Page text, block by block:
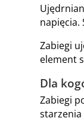
napięcia.
Zabiegi
element
Dla
Zabiegi
starzenia